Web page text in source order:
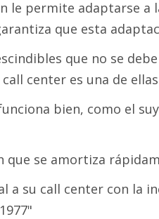
le permite adaptarse a
que esta
que no se
center es una de
bien, como el
que se amortiza
a su call center con la